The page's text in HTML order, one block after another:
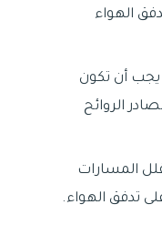
الهواء
يجب أن تكون
الروائح
المسارات
تدفق الهواء.